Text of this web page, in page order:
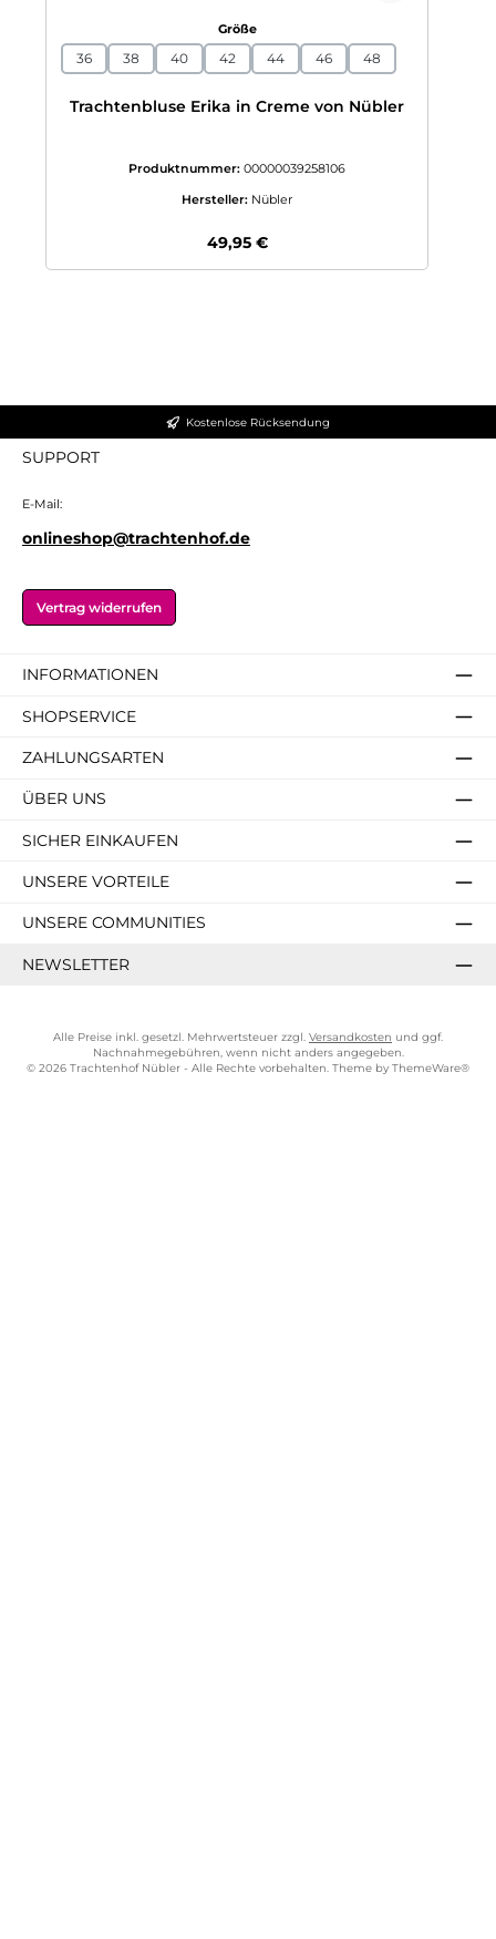
Größeauswählen
36 38 40 42 44 46 48
Trachtenbluse Erika in Creme von Nübler
Produktnummer: 00000039258106
Hersteller: Nübler
Regulärer Preis:
49,95 €
Kostenlose Rücksendung
SUPPORT
E-Mail:
onlineshop@trachtenhof.de
Vertrag widerrufen
INFORMATIONEN
SHOPSERVICE
ZAHLUNGSARTEN
ÜBER UNS
SICHER EINKAUFEN
UNSERE VORTEILE
UNSERE COMMUNITIES
NEWSLETTER
Alle Preise inkl. gesetzl. Mehrwertsteuer zzgl. Versandkosten und ggf.
Nachnahmegebühren, wenn nicht anders angegeben.
© 2026 Trachtenhof Nübler - Alle Rechte vorbehalten. Theme by ThemeWare®